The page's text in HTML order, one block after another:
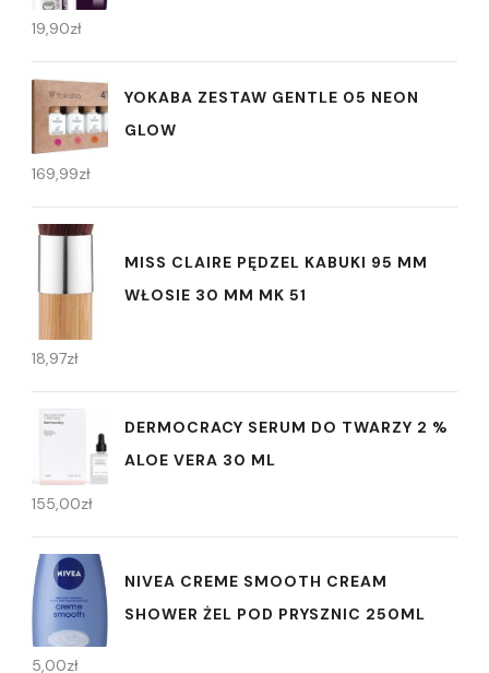
19,90zł
YOKABA ZESTAW GENTLE 05 NEON
GLOW
169,99zł
MISS CLAIRE PĘDZEL KABUKI 95 MM
WŁOSIE 30 MM MK 51
18,97zł
DERMOCRACY SERUM DO TWARZY 2 %
ALOE VERA 30 ML
155,00zł
NIVEA CREME SMOOTH CREAM
SHOWER ŻEL POD PRYSZNIC 250ML
5,00zł